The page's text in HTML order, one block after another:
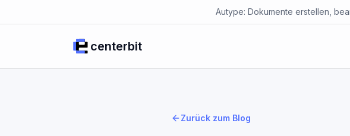
Autype: Dokumente erstellen,
centerbit
Zurück zum Blog